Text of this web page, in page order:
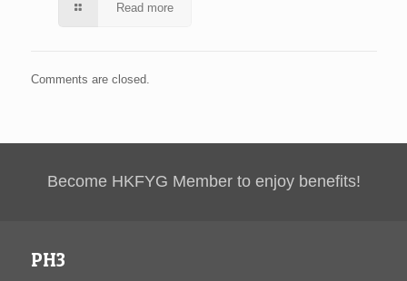
Read more
Comments are closed.
Become HKFYG Member to enjoy benefits!
PH3